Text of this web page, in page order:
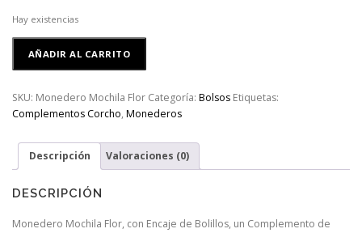
Hay existencias
Mochila
cantidad
AÑADIR AL CARRITO
SKU: Monedero Mochila Flor Categoría: Bolsos Etiquetas:
Complementos Corcho, Monederos
Descripción Valoraciones (0)
DESCRIPCIÓN
Monedero Mochila Flor, con Encaje de Bolillos, un Complemento de